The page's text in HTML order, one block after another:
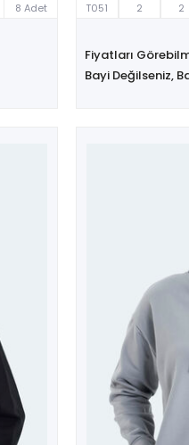
8 Adet
T051
2 2
Fiyatları
Bayi Değilseniz,